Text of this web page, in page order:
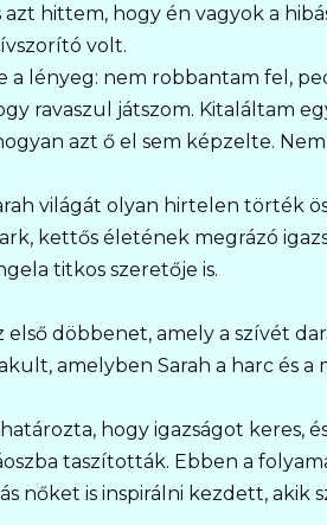
azt hittem, hogy én vagyok a
volt.
a lényeg: nem robbantam fel,
ravaszul játszom. Kitaláltam
azt ő el sem képzelte.
világát olyan hirtelen törték
kettős életének megrázó
titkos szeretője is.
első döbbenet, amely a szívét
amelyben Sarah a harc és a
hogy igazságot keres,
taszították. Ebben a
nőket is inspirálni kezdett, akik